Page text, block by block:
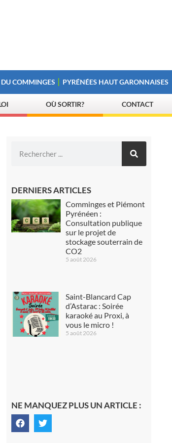
COMMINGES PYRÉNÉES HAUT GARONNAISES
OÙ SORTIR? CONTACT
DERNIERS ARTICLES
Comminges et Piémont
Pyrénéen :
Consultation publique
sur le projet de
stockage souterrain de
CO2
5 août 2026
Saint-Blancard Cap
d’Astarac : Soirée
karaoké au Proxi, à
vous le micro !
5 août 2026
NE MANQUEZ PLUS UN ARTICLE :